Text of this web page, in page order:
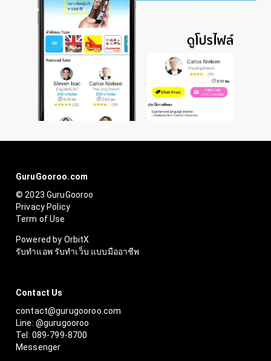
GuruGooroo.com
© 2023 GuruGooroo
Privacy Policy
Term of Use
Powered by OrbitX
รับทำแอพ รับทำเว็บ แบบมืออาชีพ
Contact Us
contact@gurugooroo.com
Line: @gurugooroo
Tel: 089-799-8700
Messenger